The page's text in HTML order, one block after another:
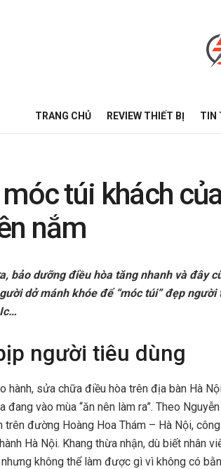
TRANG CHỦ REVIEW THIẾT BỊ TIN
túi khách
nắm
bảo dưỡng điều hòa tăng nhanh và đây
dở mánh khóe để “móc túi” đẹp
người tiêu dùng
hành, sửa chữa điều hòa trên địa bàn Hà
vào mùa “ăn nên làm ra”. Theo
đường Hoàng Hoa Thám – Hà Nội,
Hà Nội. Khang thừa nhận, dù biết nhân
nhưng không thể làm được gì vì không có